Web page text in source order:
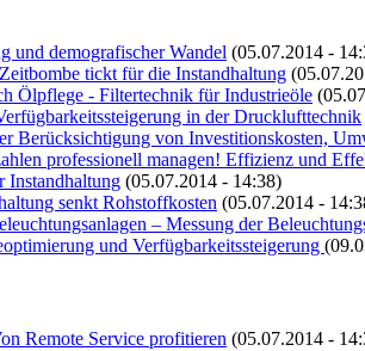
und demografischer Wandel (05.07.2014 -
tickt für die Instandhaltung
Ölpflege - Filtertechnik für Industrieöle
in der Drucklufttechnik
Berücksichtigung von Investitionskosten,
professionell managen! Effizienz und
Instandhaltung (05.07.2014 - 14:38)
senkt Rohstoffkosten (05.07.2014 -
– Messung der
und Verfügbarkeitssteigerung
Remote Service profitieren (05.07.2014 -